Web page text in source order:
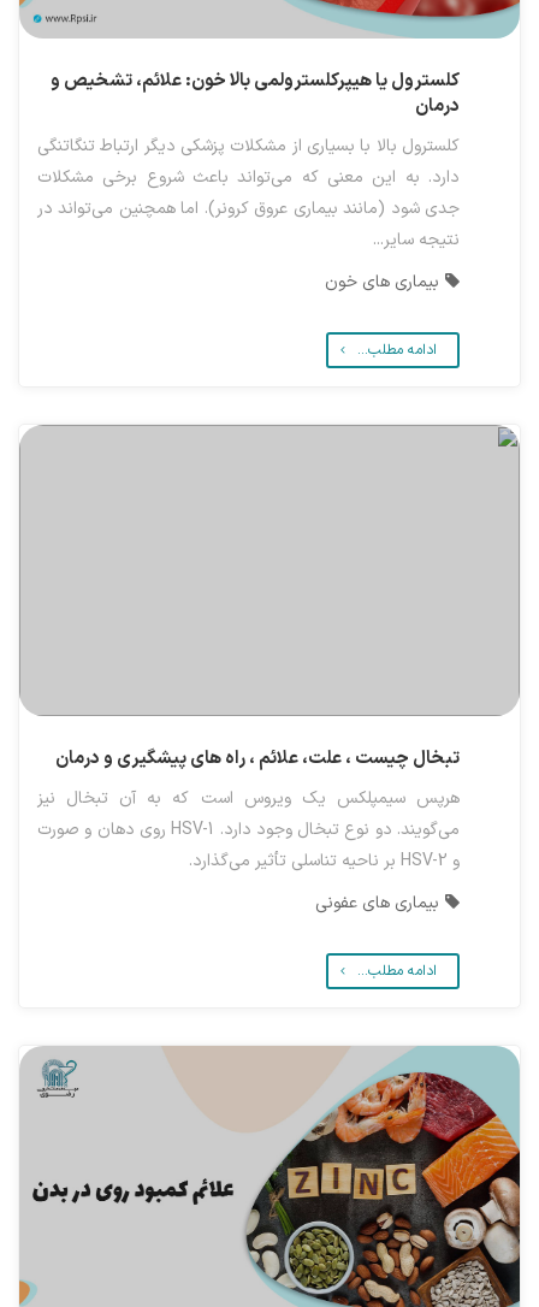
کلسترول یا هیپرکلسترولمی بالا خون: علائم، تشخیص و
درمان
کلسترول بالا با بسیاری از مشکلات پزشکی دیگر ارتباط تنگاتنگی
دارد. به این معنی که می‌تواند باعث شروع برخی مشکلات
جدی شود (مانند بیماری عروق کرونر). اما همچنین می‌تواند در
نتیجه سایر...
بیماری های خون
ادامه مطلب...
تبخال چیست ، علت، علائم ، راه های پیشگیری و درمان
هرپس سیمپلکس یک ویروس است که به آن تبخال نیز
می‌گویند. دو نوع تبخال وجود دارد. HSV-1 روی دهان و صورت
و HSV-2 بر ناحیه تناسلی تأثیر می‌گذارد.
بیماری های عفونی
ادامه مطلب...